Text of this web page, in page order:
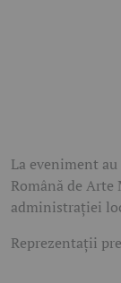
La eveniment
Română de
administrației
Reprezentații